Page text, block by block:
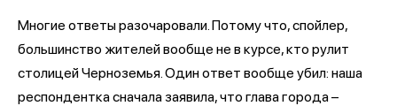
Многие ответы разочаровали. Потому что, спойлер,
большинство жителей вообще не в курсе, кто рулит
столицей Черноземья. Один ответ вообще убил: наша
респондентка сначала заявила, что глава города –